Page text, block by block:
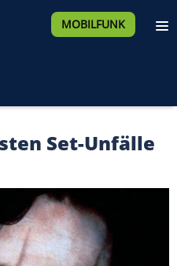
MOBILFUNK
Set-Unfälle